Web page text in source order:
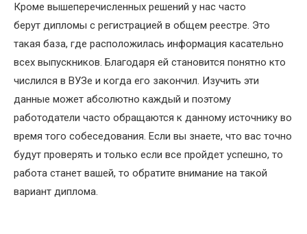
Кроме вышеперечисленных решений у нас часто
берут дипломы с регистрацией в общем реестре. Это
такая база, где расположилась информация касательно
всех выпускников. Благодаря ей становится понятно кто
числился в ВУЗе и когда его закончил. Изучить эти
данные может абсолютно каждый и поэтому
работодатели часто обращаются к данному источнику во
время того собеседования. Если вы знаете, что вас точно
будут проверять и только если все пройдет успешно, то
работа станет вашей, то обратите внимание на такой
вариант диплома.